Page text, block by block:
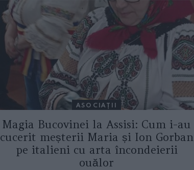
ASOCIAŢII
Magia Bucovinei la Assisi: Cum i-au
cucerit meșterii Maria și Ion Gorban
pe italieni cu arta încondeierii
ouălor